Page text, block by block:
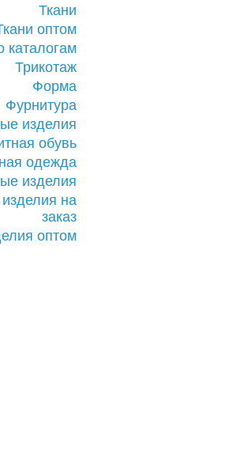
Ткани
оптом
каталогам
Трикотаж
Форма
Фурнитура
изделия
обувь
одежда
изделия
на
заказ
оптом